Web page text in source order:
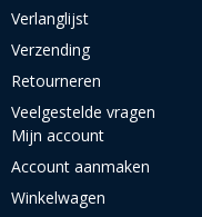
Verlanglijst
Verzending
Retourneren
Veelgestelde vragen
Mijn account
Account aanmaken
Winkelwagen